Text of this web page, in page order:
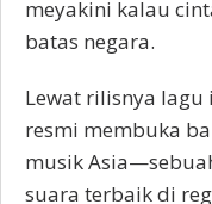
meyakini kalau
batas negara.
Lewat rilisnya lagu
resmi membuka
musik
suara terbaik di